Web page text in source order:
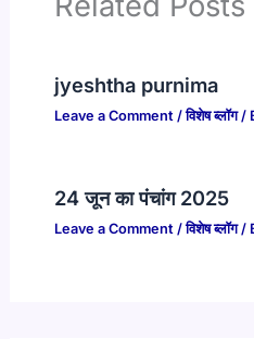
jyeshtha purnima
Leave a Comment /विशेष ब्लॉग/
24 जून का पंचांग 2025
Leave a Comment /विशेष ब्लॉग/